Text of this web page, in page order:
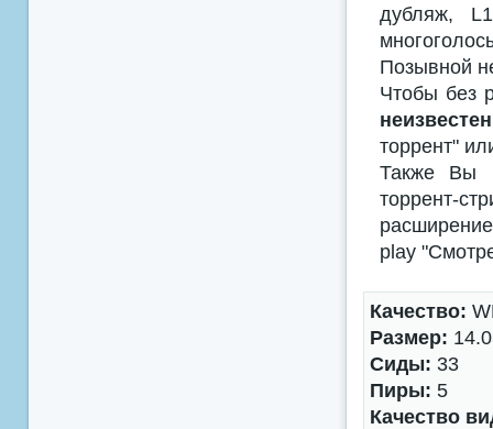
дубляж,
Позывной
Чтобы без
торрент"
Также Вы
торрент-
play
Качество:
Размер:
Сиды: 33
Пиры: 5
Качество